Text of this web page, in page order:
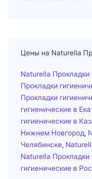
Цены на Naturella
Naturella Прокладки
Прокладки
Прокладки
гигиенические в
гигиенические в
Нижнем Новгород
Челябинске
Naturella Прокладки
гигиенические в